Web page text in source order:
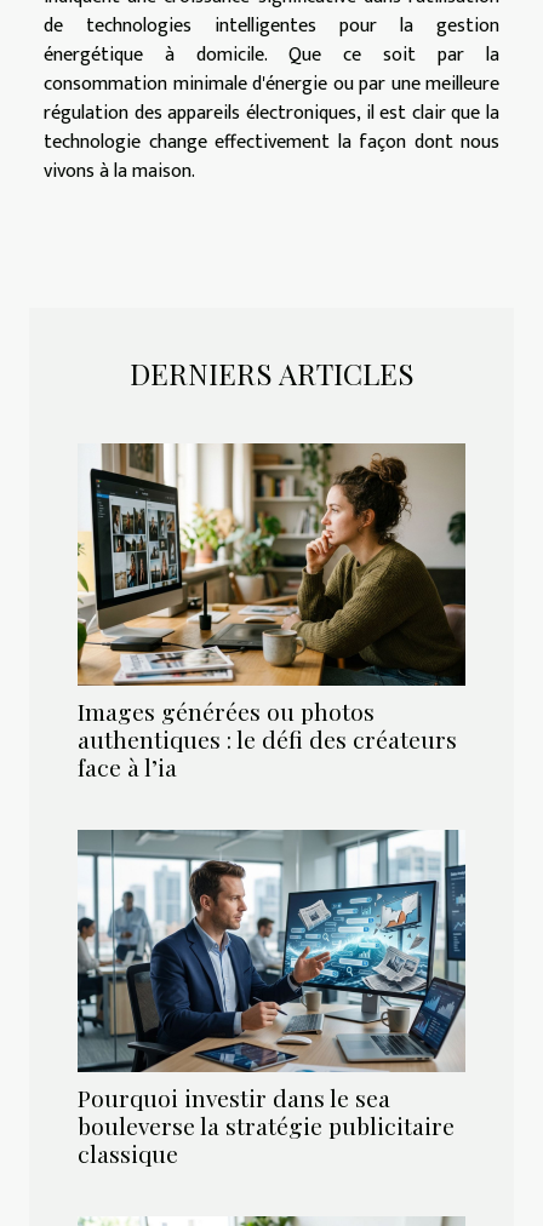
de technologies intelligentes pour la gestion
énergétique à domicile. Que ce soit par la
consommation minimale d'énergie ou par une meilleure
régulation des appareils électroniques, il est clair que la
technologie change effectivement la façon dont nous
vivons à la maison.
DERNIERS ARTICLES
Images générées ou photos
authentiques : le défi des créateurs
face à l’ia
Pourquoi investir dans le sea
bouleverse la stratégie publicitaire
classique